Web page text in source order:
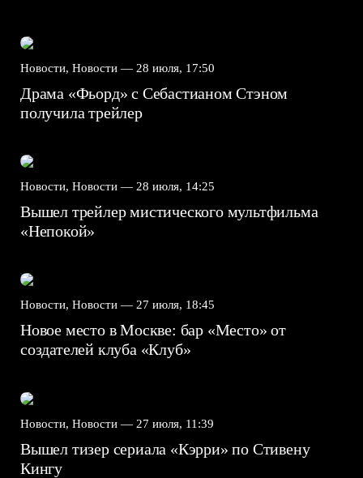
Новости, Новости — 28 июля, 17:50
Драма «Фьорд» с Себастианом Стэном
получила трейлер
Новости, Новости — 28 июля, 14:25
Вышел трейлер мистического мультфильма
«Непокой»
Новости, Новости — 27 июля, 18:45
Новое место в Москве: бар «Место» от
создателей клуба «Клуб»
Новости, Новости — 27 июля, 11:39
Вышел тизер сериала «Кэрри» по Стивену
Кингу